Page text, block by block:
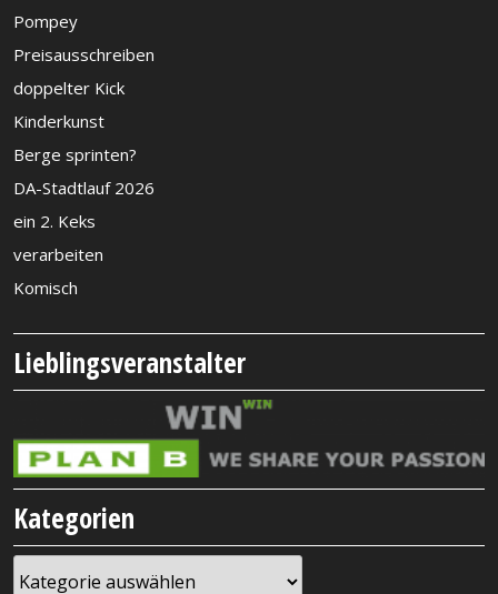
Pompey
Preisausschreiben
doppelter Kick
Kinderkunst
Berge sprinten?
DA-Stadtlauf 2026
ein 2. Keks
verarbeiten
Komisch
Lieblingsveranstalter
Kategorien